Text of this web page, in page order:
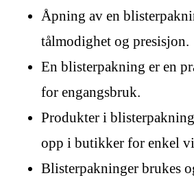
Åpning av en
tålmodighet og presisjon.
En blisterpakning er en
for engangsbruk.
Produkter i
opp i butikker for enkel
Blisterpakninger brukes